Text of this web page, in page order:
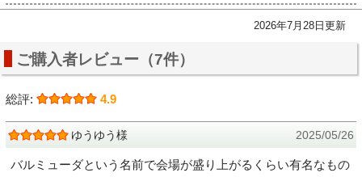
2026年7月28日更新
ご購入者レビュー（7件）
総評: 4.9
ゆうゆう様 2025/05/26
バルミューダという名前で会場が盛り上がるくらい有名なもの